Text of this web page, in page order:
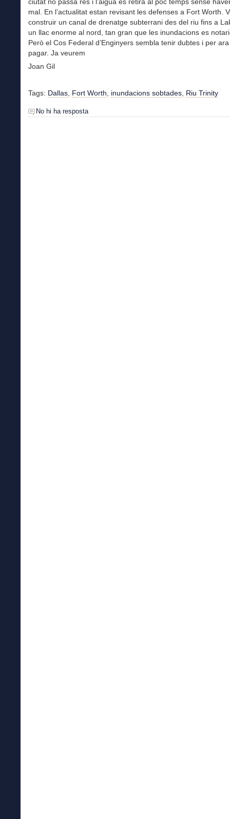
mal. En l’actualitat estan revisant les defenses a Fort Worth.
construir un canal de drenatge subterrani des del riu fins a
un llac enorme al nord, tan gran que les inundacions es
Però el Cos Federal d’Enginyers sembla tenir dubtes i per
pagar. Ja veurem
Joan Gil
Tags: Dallas Fort Worth inundacions sobtades Riu Trinity
No hi ha resposta